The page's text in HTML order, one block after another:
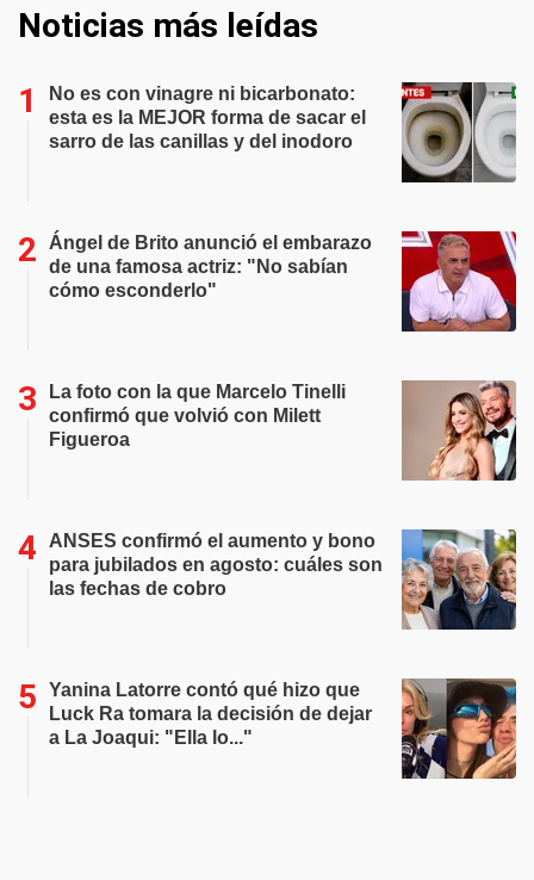
Noticias más leídas
No es con vinagre ni bicarbonato:
esta es la MEJOR forma de sacar el
sarro de las canillas y del inodoro
Ángel de Brito anunció el embarazo
de una famosa actriz: "No sabían
cómo esconderlo"
La foto con la que Marcelo Tinelli
confirmó que volvió con Milett
Figueroa
ANSES confirmó el aumento y bono
para jubilados en agosto: cuáles son
las fechas de cobro
Yanina Latorre contó qué hizo que
Luck Ra tomara la decisión de dejar
a La Joaqui: "Ella lo..."